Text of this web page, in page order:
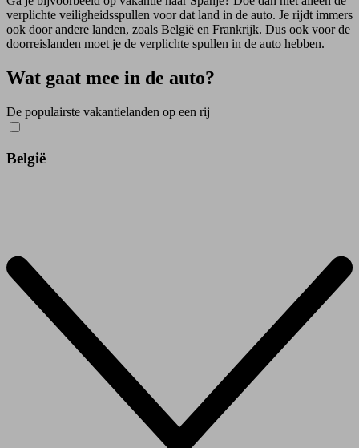
verplichte veiligheidsspullen voor dat land in de auto. Je rijdt immers
ook door andere landen, zoals België en Frankrijk. Dus ook voor de
doorreislanden moet je de verplichte spullen in de auto hebben.
Wat gaat mee in de auto?
De populairste vakantielanden op een rij
België